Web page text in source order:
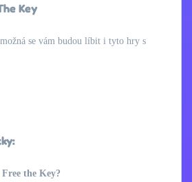
Key
se vám budou líbit i tyto hry s
the Key?